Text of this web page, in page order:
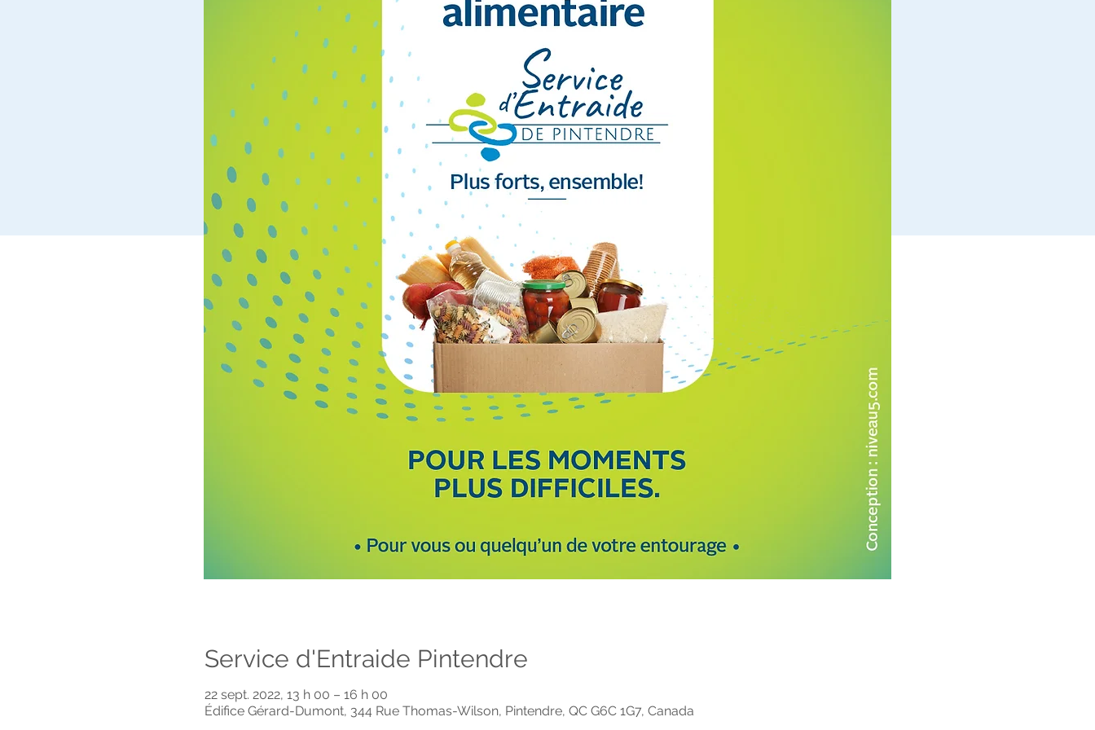
Service d'Entraide Pintendre
22 sept. 2022, 13 h 00 – 16 h 00
Édifice Gérard-Dumont, 344 Rue Thomas-Wilson, Pintendre, QC G6C 1G7, Canada